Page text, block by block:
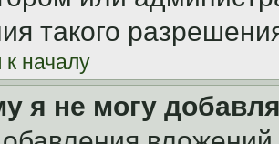
такого
к началу
я не могу